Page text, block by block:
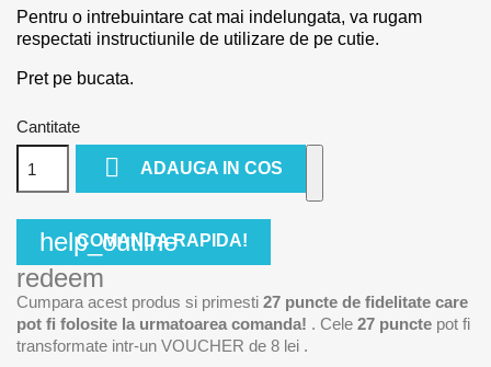
Pentru o intrebuintare cat mai indelungata, va rugam
respectati instructiunile de utilizare de pe cutie.
Pret pe bucata.
Cantitate
 ADAUGA IN COS
help_outline
COMANDA RAPIDA!
redeem
Cumpara acest produs si primesti 27 puncte de fidelitate care
pot fi folosite la urmatoarea comanda! . Cele 27 puncte pot fi
transformate intr-un VOUCHER de 8 lei .